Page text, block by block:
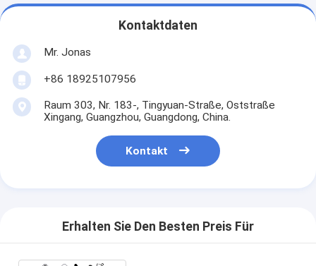
Kontaktdaten
Mr. Jonas
+86 18925107956
Raum 303, Nr. 183-, Tingyuan-Straße, Oststraße
Xingang, Guangzhou, Guangdong, China.
Kontakt
Erhalten Sie Den Besten Preis Für